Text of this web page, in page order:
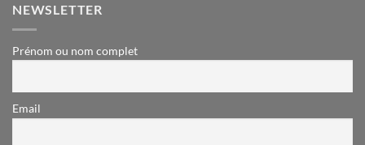
NEWSLETTER
Prénom ou nom complet
Email